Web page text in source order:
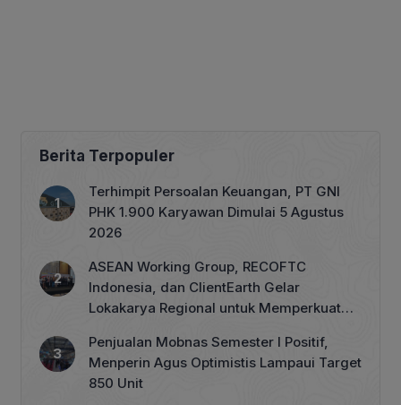
Berita Terpopuler
Terhimpit Persoalan Keuangan, PT GNI
PHK 1.900 Karyawan Dimulai 5 Agustus
2026
ASEAN Working Group, RECOFTC
Indonesia, dan ClientEarth Gelar
Lokakarya Regional untuk Memperkuat
Penjualan Mobnas Semester I Positif,
Menperin Agus Optimistis Lampaui Target
850 Unit